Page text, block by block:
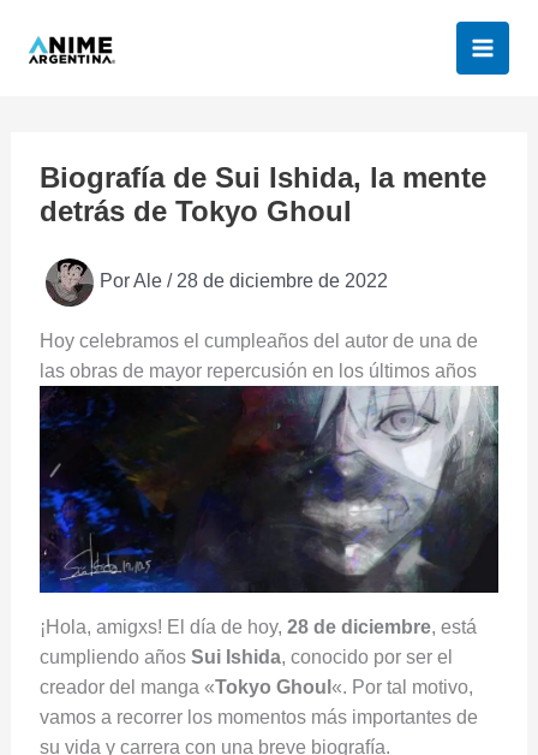
Biografía de Sui Ishida, la mente
detrás de Tokyo Ghoul
PorAle / 28 de diciembre de 2022
Hoy celebramos el cumpleaños del autor de una de
las obras de mayor repercusión en los últimos años
¡Hola, amigxs! El día de hoy, 28 de diciembre, está
cumpliendo años Sui Ishida, conocido por ser el
creador del manga «Tokyo Ghoul «. Por tal motivo,
vamos a recorrer los momentos más importantes de
su vida y carrera con una breve biografía.